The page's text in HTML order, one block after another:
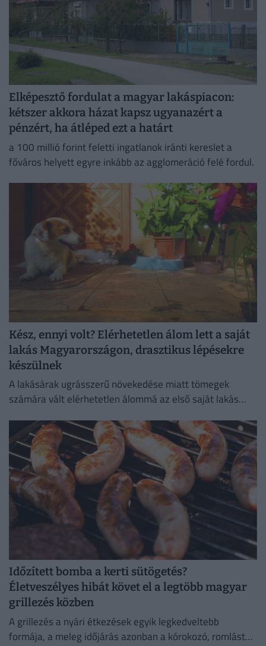
Elképesztő fordulat a magyar lakáspiacon:
kétszer akkora házat kapsz ugyanazért a
pénzért, ha átléped ezt a határt
a 100 millió forint feletti ingatlanok iránti kereslet a
főváros helyett egyre inkább az agglomeráció felé fordul.
Kész, ennyi volt? Elérhetetlen álom lett a saját
lakás Magyarországon, drasztikus lépésekre
készülnek
A lakásárak ugrásszerű növekedése miatt tömegek
számára vált elérhetetlen álommá az első saját lakás
Időzített bomba a kerti sütögetés?
Életveszélyes hibát követ el a legtöbb magyar
grillezés közben
A grillezés a nyári étkezések egyik legkedveltebb
formája, a meleg időjárás azonban a kórokozó, romlást